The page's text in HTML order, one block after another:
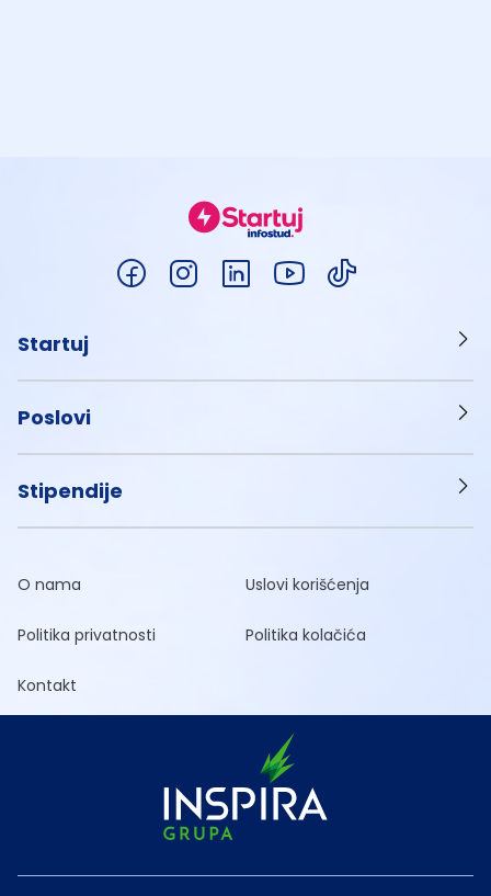
Startuj
Poslovi
Stipendije
O nama Uslovi korišćenja
Politika privatnosti Politika kolačića
Kontakt